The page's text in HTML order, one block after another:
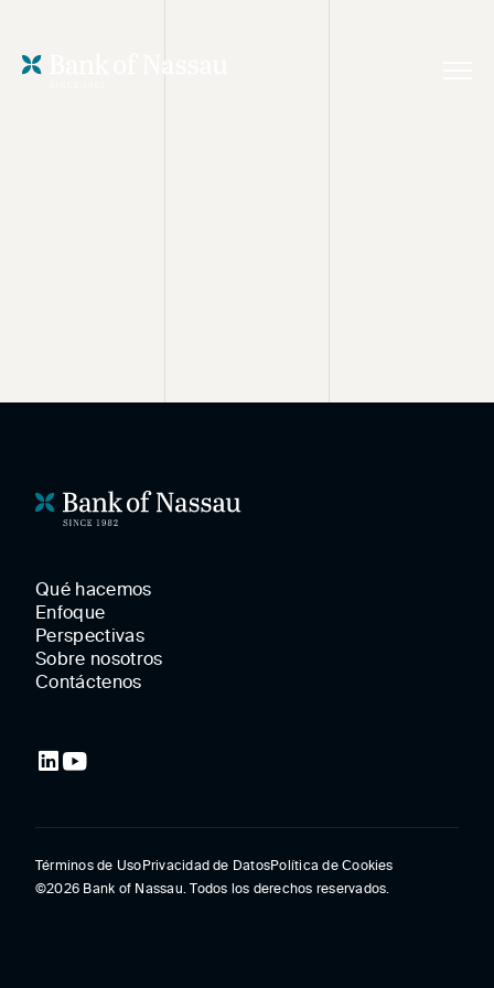
Qué hacemos
Enfoque
Perspectivas
Sobre nosotros
Contáctenos
Términos de Uso Privacidad de DatosPolítica de Cookies
©2026 Bank of Nassau. Todos los derechos reservados.